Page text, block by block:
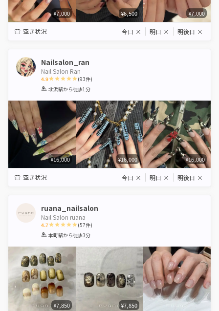
¥7,000 ¥6,500 ¥7,000
空き状況 今日 × 明日 × 明後日 ×
Nailsalon_ran
Nail Salon Ran
4.9
1 2 3 4 5
(93件)
北浜駅から徒歩1分
¥16,000 ¥16,000 ¥16,000
空き状況 今日 × 明日 × 明後日 ×
ruana_nailsalon
Nail Salon ruana
4.7
1 2 3 4 5
(57件)
本町駅から徒歩3分
¥7,850 ¥7,850